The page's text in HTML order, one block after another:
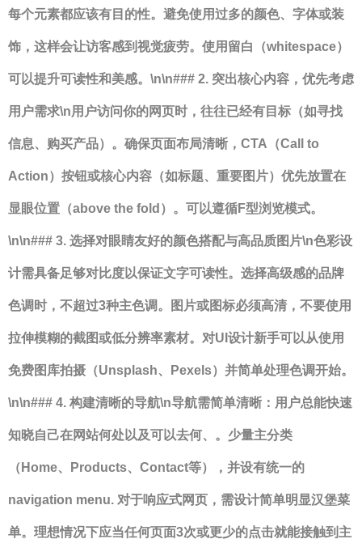
每个元素都应该有目的性。避免使用过多的颜色、字体或装
饰，这样会让访客感到视觉疲劳。使用留白（whitespace）
可以提升可读性和美感。\n\n### 2. 突出核心内容，优先考虑
用户需求\n用户访问你的网页时，往往已经有目标（如寻找
信息、购买产品）。确保页面布局清晰，CTA（Call to
Action）按钮或核心内容（如标题、重要图片）优先放置在
显眼位置（above the fold）。可以遵循F型浏览模式。
\n\n### 3. 选择对眼睛友好的颜色搭配与高品质图片\n色彩设
计需具备足够对比度以保证文字可读性。选择高级感的品牌
色调时，不超过3种主色调。图片或图标必须高清，不要使用
拉伸模糊的截图或低分辨率素材。对UI设计新手可以从使用
免费图库拍摄（Unsplash、Pexels）并简单处理色调开始。
\n\n### 4. 构建清晰的导航\n导航需简单清晰：用户总能快速
知晓自己在网站何处以及可以去何、。少量主分类
（Home、Products、Contact等），并设有统一的
navigation menu. 对于响应式网页，需设计简单明显汉堡菜
单。理想情况下应当任何页面3次或更少的点击就能接触到主